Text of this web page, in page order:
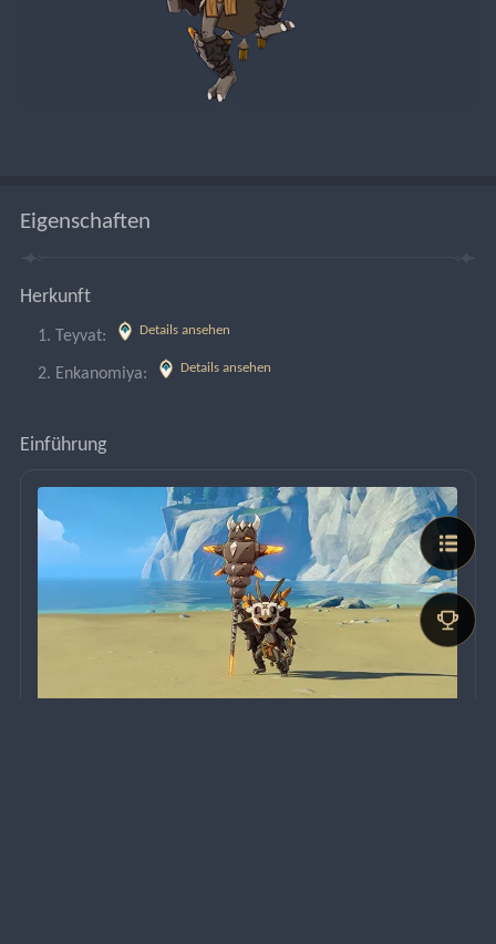
Eigenschaften
Herkunft
Teyvat: Details ansehen
Enkanomiya: Details ansehen
Einführung